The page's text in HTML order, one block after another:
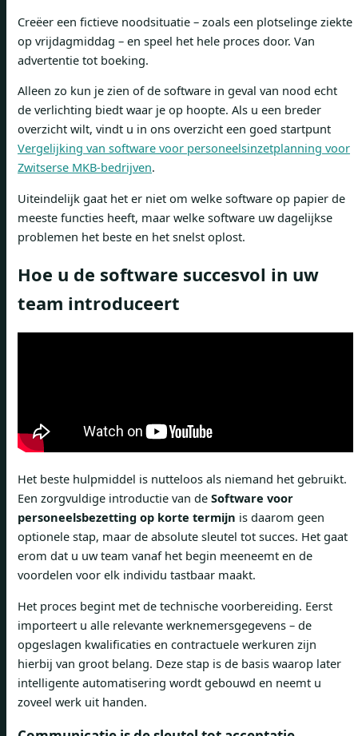
Creëer een fictieve noodsituatie – zoals een plotselinge ziekte
op vrijdagmiddag – en speel het hele proces door. Van
advertentie tot boeking.
Alleen zo kun je zien of de software in geval van nood echt
de verlichting biedt waar je op hoopte. Als u een breder
overzicht wilt, vindt u in ons overzicht een goed startpunt
Vergelijking van software voor personeelsinzetplanning voor
Zwitserse MKB-bedrijven.
Uiteindelijk gaat het er niet om welke software op papier de
meeste functies heeft, maar welke software uw dagelijkse
problemen het beste en het snelst oplost.
Hoe u de software succesvol in uw
team introduceert
Het beste hulpmiddel is nutteloos als niemand het gebruikt.
Een zorgvuldige introductie van de Software voor
personeelsbezetting op korte termijn is daarom geen
optionele stap, maar de absolute sleutel tot succes. Het gaat
erom dat u uw team vanaf het begin meeneemt en de
voordelen voor elk individu tastbaar maakt.
Het proces begint met de technische voorbereiding. Eerst
importeert u alle relevante werknemersgegevens – de
opgeslagen kwalificaties en contractuele werkuren zijn
hierbij van groot belang. Deze stap is de basis waarop later
intelligente automatisering wordt gebouwd en neemt u
zoveel werk uit handen.